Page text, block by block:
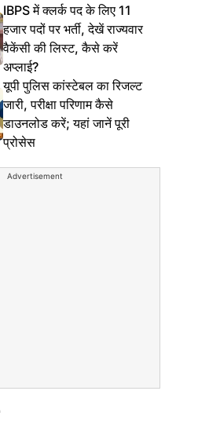
IBPS में क्लर्क पद के लिए 11
हजार पदों पर भर्ती, देखें राज्यवार
वैकेंसी की लिस्ट, कैसे करें
अप्लाई?
यूपी पुलिस कांस्टेबल का रिजल्ट
जारी, परीक्षा परिणाम कैसे
डाउनलोड करें; यहां जानें पूरी
प्रोसेस
Advertisement